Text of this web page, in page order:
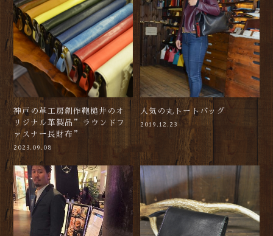
神戸の革工房創作鞄槌井のオ
リジナル革製品”ラウンドフ
ァスナー長財布”
2023.09.08
人気の丸トートバッグ
2019.12.23